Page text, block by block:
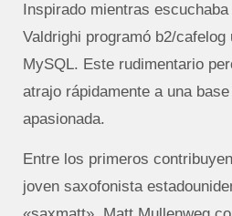
Inspirado mientras
Valdrighi programó b2/
MySQL. Este rudimentario
atrajo rápidamente a una
apasionada.
Entre los primeros
joven saxofonista